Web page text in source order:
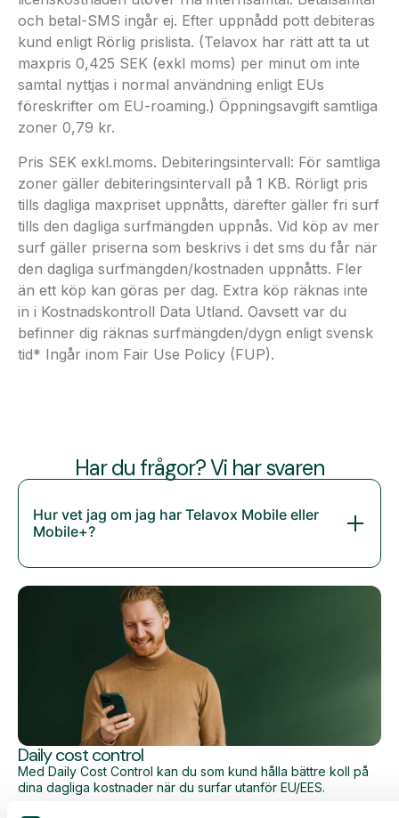
och betal-SMS ingår ej. Efter uppnådd pott debiteras
kund enligt Rörlig prislista. (Telavox har rätt att ta ut
maxpris 0,425 SEK (exkl moms) per minut om inte
samtal nyttjas i normal användning enligt EUs
föreskrifter om EU-roaming.) Öppningsavgift samtliga
zoner 0,79 kr.
Pris SEK exkl.moms. Debiteringsintervall: För samtliga
zoner gäller debiteringsintervall på 1 KB. Rörligt pris
tills dagliga maxpriset uppnåtts, därefter gäller fri surf
tills den dagliga surfmängden uppnås. Vid köp av mer
surf gäller priserna som beskrivs i det sms du får när
den dagliga surfmängden/kostnaden uppnåtts. Fler
än ett köp kan göras per dag. Extra köp räknas inte
in i Kostnadskontroll Data Utland. Oavsett var du
befinner dig räknas surfmängden/dygn enligt svensk
tid* Ingår inom Fair Use Policy (FUP).
Har du frågor? Vi har svaren
Hur vet jag om jag har Telavox Mobile eller
Mobile+?
Daily cost control
Med Daily Cost Control kan du som kund hålla bättre koll på
dina dagliga kostnader när du surfar utanför EU/EES.